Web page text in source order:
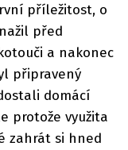
příležitost, o
před
a nakonec
připravený
domácí
protože využita
zahrát si hned